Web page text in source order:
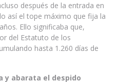
después de la entrada en
así el tope máximo que fija la
Ello significaba que,
del Estatuto de los
hasta 1.260 días de
y abarata el despido